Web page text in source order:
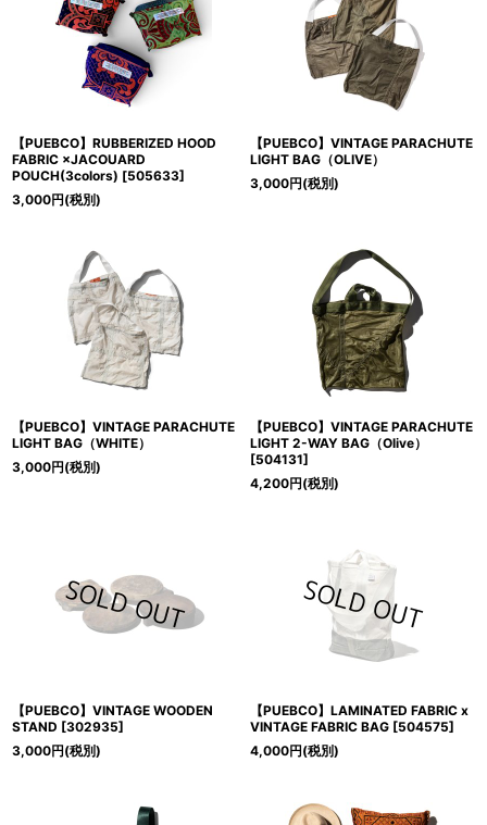
【PUEBCO】RUBBERIZED HOOD
FABRIC ×JACOUARD
POUCH(3colors) [505633]
3,000円(税別)
【PUEBCO】VINTAGE PARACHUTE
LIGHT BAG（OLIVE）
3,000円(税別)
【PUEBCO】VINTAGE PARACHUTE
LIGHT BAG（WHITE）
3,000円(税別)
【PUEBCO】VINTAGE PARACHUTE
LIGHT 2-WAY BAG（Olive）
[504131]
4,200円(税別)
【PUEBCO】VINTAGE WOODEN
STAND [302935]
3,000円(税別)
【PUEBCO】LAMINATED FABRIC x
VINTAGE FABRIC BAG [504575]
4,000円(税別)